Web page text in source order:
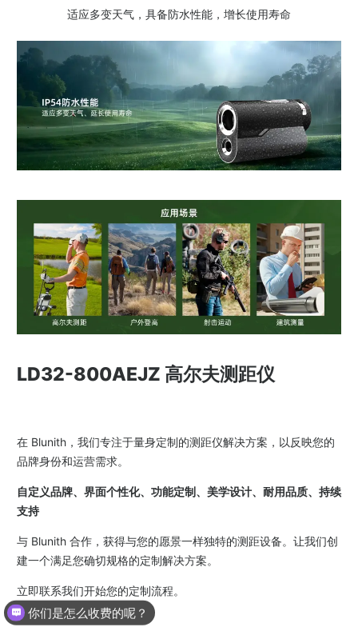
适应多变天气，具备防水性能，增长使用寿命
LD32-800AEJZ 高尔夫测距仪
在 Blunith，我们专注于量身定制的测距仪解决方案，以反映您的
品牌身份和运营需求。
自定义品牌、界面个性化、功能定制、美学设计、耐用品质、持续
支持
与 Blunith 合作，获得与您的愿景一样独特的测距设备。让我们创
建一个满足您确切规格的定制解决方案。
立即联系我们开始您的定制流程。
你们是怎么收费的呢？